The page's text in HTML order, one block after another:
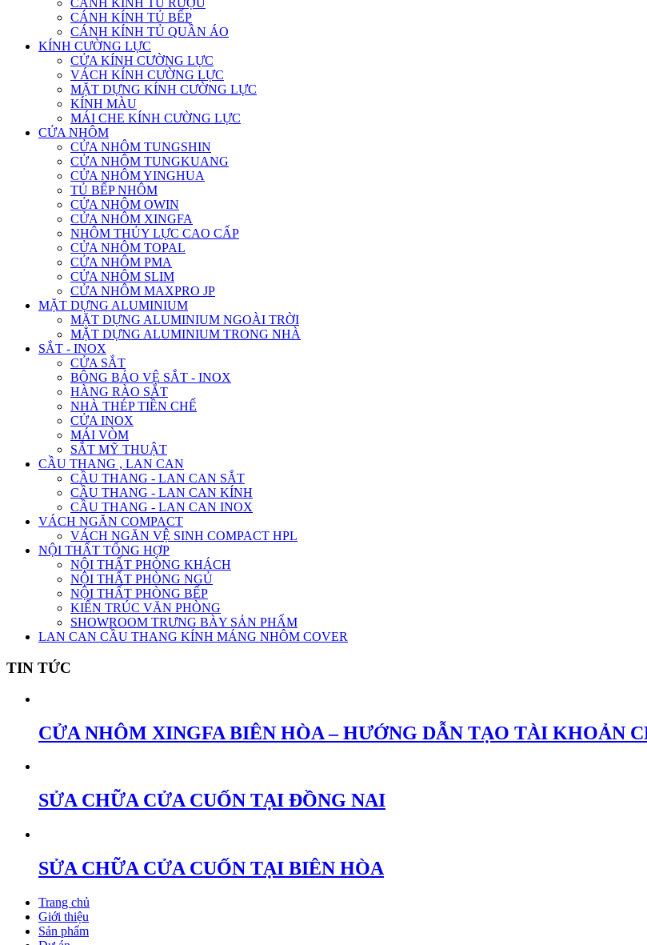
CÁNH KÍNH TỦ RƯỢU
CÁNH KÍNH TỦ BẾP
CÁNH KÍNH TỦ QUẦN ÁO
KÍNH CƯỜNG LỰC
CỬA KÍNH CƯỜNG LỰC
VÁCH KÍNH CƯỜNG LỰC
MẶT DỰNG KÍNH CƯỜNG LỰC
KÍNH MÀU
MÁI CHE KÍNH CƯỜNG LỰC
CỬA NHÔM
CỬA NHÔM TUNGSHIN
CỬA NHÔM TUNGKUANG
CỬA NHÔM YINGHUA
TỦ BẾP NHÔM
CỬA NHÔM OWIN
CỬA NHÔM XINGFA
NHÔM THỦY LỰC CAO CẤP
CỬA NHÔM TOPAL
CỬA NHÔM PMA
CỬA NHÔM SLIM
CỬA NHÔM MAXPRO JP
MẶT DỰNG ALUMINIUM
MẶT DỰNG ALUMINIUM NGOÀI TRỜI
MẶT DỰNG ALUMINIUM TRONG NHÀ
SẮT - INOX
CỬA SẮT
BÔNG BẢO VỆ SẮT - INOX
HÀNG RÀO SẮT
NHÀ THÉP TIỀN CHẾ
CỬA INOX
MÁI VÒM
SẮT MỸ THUẬT
CẦU THANG , LAN CAN
CẦU THANG - LAN CAN SẮT
CẦU THANG - LAN CAN KÍNH
CẦU THANG - LAN CAN INOX
VÁCH NGĂN COMPACT
VÁCH NGĂN VỆ SINH COMPACT HPL
NỘI THẤT TỔNG HỢP
NỘI THẤT PHÒNG KHÁCH
NỘI THẤT PHÒNG NGỦ
NỘI THẤT PHÒNG BẾP
KIẾN TRÚC VĂN PHÒNG
SHOWROOM TRƯNG BÀY SẢN PHẨM
LAN CAN CẦU THANG KÍNH MÁNG NHÔM COVER
TIN TỨC
CỬA NHÔM XINGFA BIÊN HÒA – HƯỚNG DẪN TẠO TÀI KHOẢN
SỬA CHỮA CỬA CUỐN TẠI ĐỒNG NAI
SỬA CHỮA CỬA CUỐN TẠI BIÊN HÒA
Trang chủ
Giới thiệu
Sản phẩm